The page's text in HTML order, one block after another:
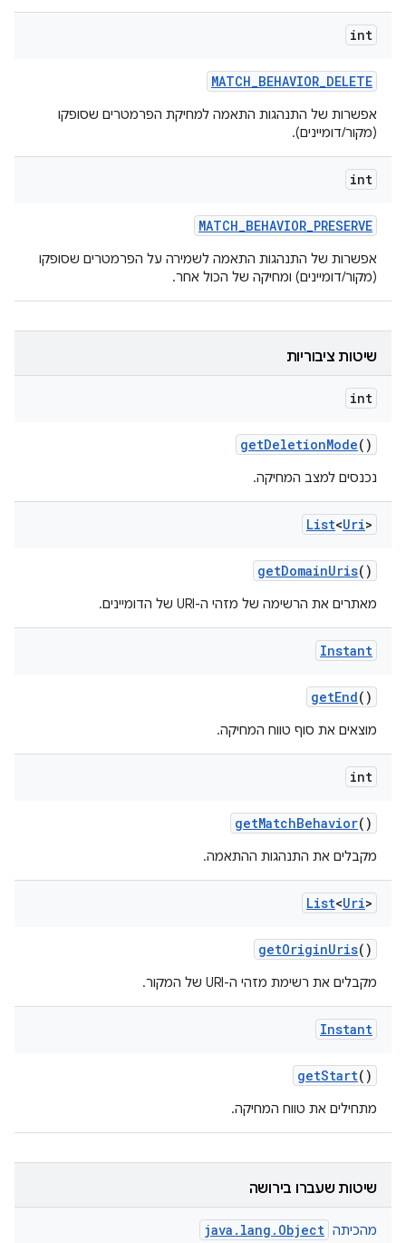
int
MATCH_BEHAVIOR_DELETE
אפשרות של התנהגות התאמה למחיקת הפרמטרים שסופקו
(מקור/דומיינים).
int
MATCH_BEHAVIOR_PRESERVE
אפשרות של התנהגות התאמה לשמירה על הפרמטרים שסופקו
(מקור/דומיינים) ומחיקה של הכול אחר.
שיטות ציבוריות
int
getDeletionMode()
נכנסים למצב המחיקה.
List<Uri>
getDomainUris()
מאתרים את הרשימה של מזהי ה-URI של הדומיינים.
Instant
getEnd()
מוצאים את סוף טווח המחיקה.
int
getMatchBehavior()
מקבלים את התנהגות ההתאמה.
List<Uri>
getOriginUris()
מקבלים את רשימת מזהי ה-URI של המקור.
Instant
getStart()
מתחילים את טווח המחיקה.
שיטות שעברו בירושה
מהכיתה java.lang.Object